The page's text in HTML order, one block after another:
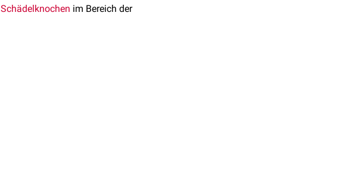
Schädelknochen im Bereich der